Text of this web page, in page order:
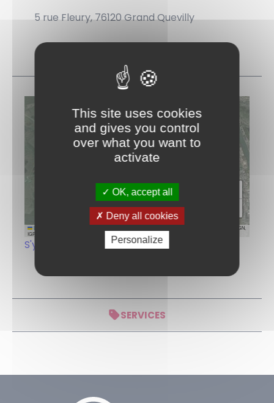
5 rue Fleury, 76120 Grand Quevilly
SITUER
Leaflet
Tiles © Esri — Source: Esri, i-cubed, USDA, USGS, AEX, GeoEye, Getmapping, Aerogrid, IGN,
IGP, UPR-EGP, and the GIS User Community
S'y rendre
SERVICES
This site uses cookies
and gives you control
over what you want to
activate
OK, accept all
Deny all cookies
Personalize